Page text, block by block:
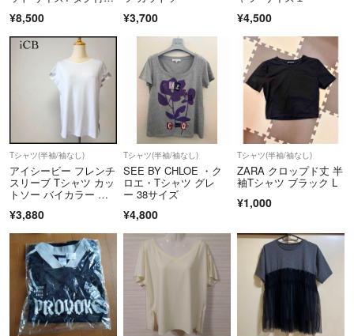
¥8,500 ¥3,700 ¥4,500
Tシャツ(半袖/袖なし)
アイシービー フレンチ
スリーブ Tシャツ カッ
トソー バイカラー パ
¥3,880
Tシャツ(半袖/袖なし)
SEE BY CHLOE ・ク
ロエ・Tシャツ グレ
ー 38サイズ
¥4,800
Tシャツ(半袖/袖なし)
ZARA クロップド丈 半
袖Tシャツ ブラック L
¥1,000